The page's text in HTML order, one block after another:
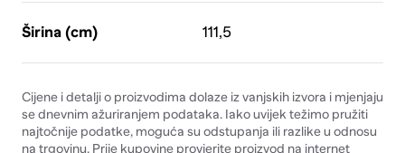
Širina (cm) 111,5
Cijene i detalji o proizvodima dolaze iz vanjskih izvora i mjenjaju
se dnevnim ažuriranjem podataka. Iako uvijek težimo pružiti
najtočnije podatke, moguća su odstupanja ili razlike u odnosu
na trgovinu. Prije kupovine provjerite proizvod na internet